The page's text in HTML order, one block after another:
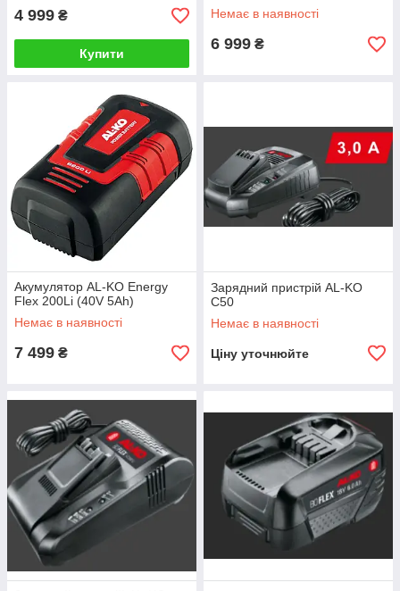
4 999 ₴
Купити
Немає в наявності
6 999 ₴
Акумулятор AL-KO Energy
Flex 200Li (40V 5Ah)
Немає в наявності
7 499 ₴
Зарядний пристрій AL-KO
C50
Немає в наявності
Ціну уточнюйте